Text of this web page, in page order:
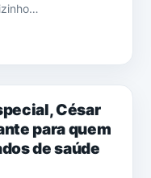
César
para quem
de saúde